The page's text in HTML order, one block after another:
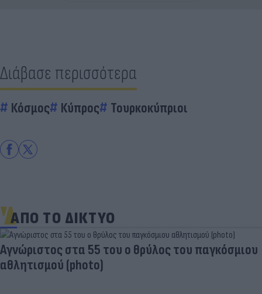
Διάβασε περισσότερα
Κόσμος Κύπρος Τουρκοκύπριοι
ΑΠΟ ΤΟ ΔΙΚΤΥΟ
Aγνώριστος στα 55 του ο θρύλος του παγκόσμιου
αθλητισμού (photo)